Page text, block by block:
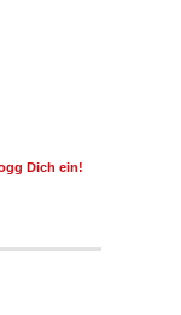
Dich ein!